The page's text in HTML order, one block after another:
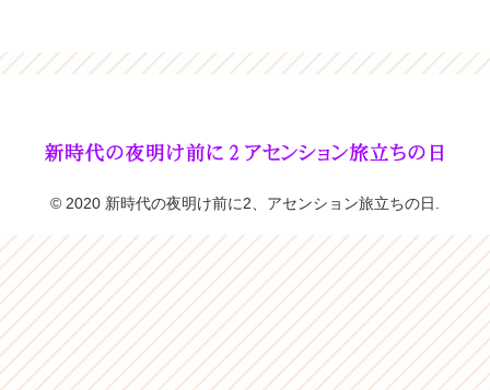
© 2020 新時代の夜明け前に2、アセンション旅立ちの日.